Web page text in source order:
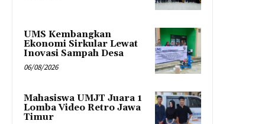
UMS Kembangkan
Ekonomi Sirkular Lewat
Inovasi Sampah Desa
06/08/2026
Mahasiswa UMJT Juara 1
Lomba Video Retro Jawa
Timur